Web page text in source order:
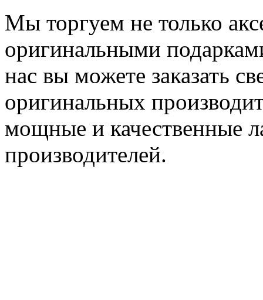
Мы торгуем не только
оригинальными
нас вы можете заказать
оригинальных
мощные и качественные
производителей.